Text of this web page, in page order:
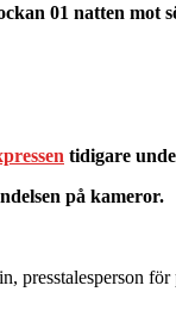
01 natten mot
tidigare
på kameror.
presstalesperson